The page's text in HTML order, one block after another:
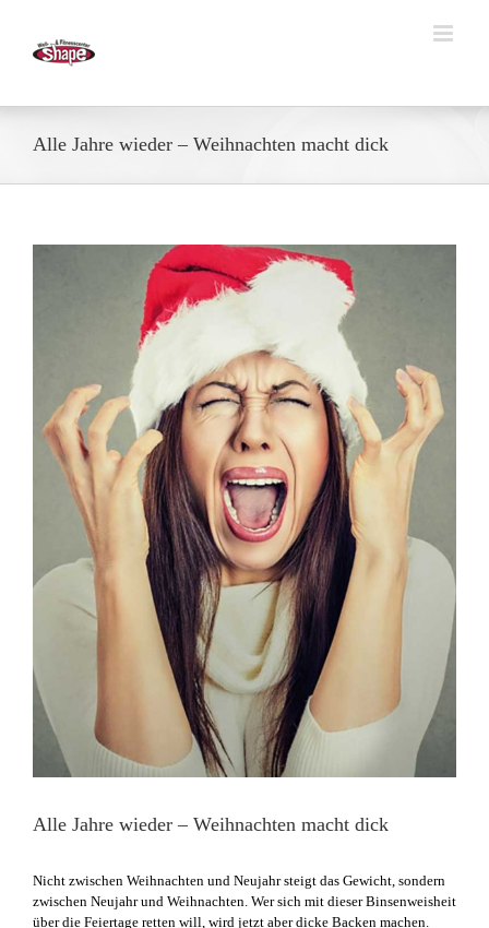
springen
Alle Jahre wieder – Weihnachten macht dick
Alle Jahre wieder – Weihnachten macht dick
Nicht zwischen Weihnachten und Neujahr steigt das Gewicht, sondern
zwischen Neujahr und Weihnachten. Wer sich mit dieser Binsenweisheit
über die Feiertage retten will, wird jetzt aber dicke Backen machen.